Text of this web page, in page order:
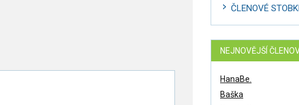
ČLENOVÉ
NEJNOVĚJŠÍ
HanaBe.
Baška